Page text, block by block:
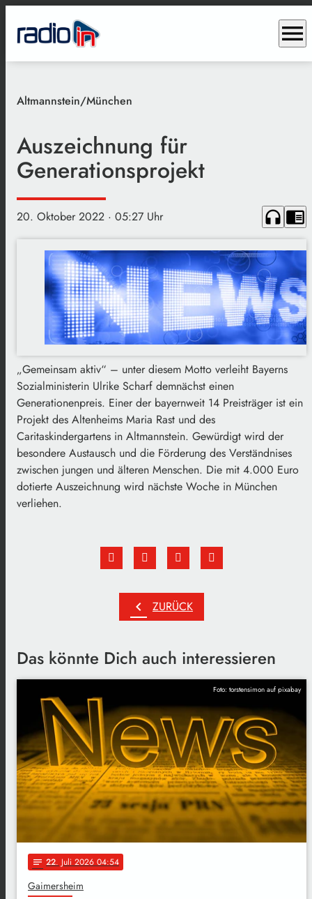
menu
Altmannstein/München
Auszeichnung für
Generationsprojekt
20. Oktober 2022 · 05:27 Uhr headphones chrome_reader_mode
„Gemeinsam aktiv“ – unter diesem Motto verleiht Bayerns
Sozialministerin Ulrike Scharf demnächst einen
Generationenpreis. Einer der bayernweit 14 Preisträger ist ein
Projekt des Altenheims Maria Rast und des
Caritaskindergartens in Altmannstein. Gewürdigt wird der
besondere Austausch und die Förderung des Verständnises
zwischen jungen und älteren Menschen. Die mit 4.000 Euro
dotierte Auszeichnung wird nächste Woche in München
verliehen.
chevron_left ZURÜCK
Das könnte Dich auch interessieren
Foto: torstensimon auf pixabay
notes 22. Juli 2026 04:54
Gaimersheim